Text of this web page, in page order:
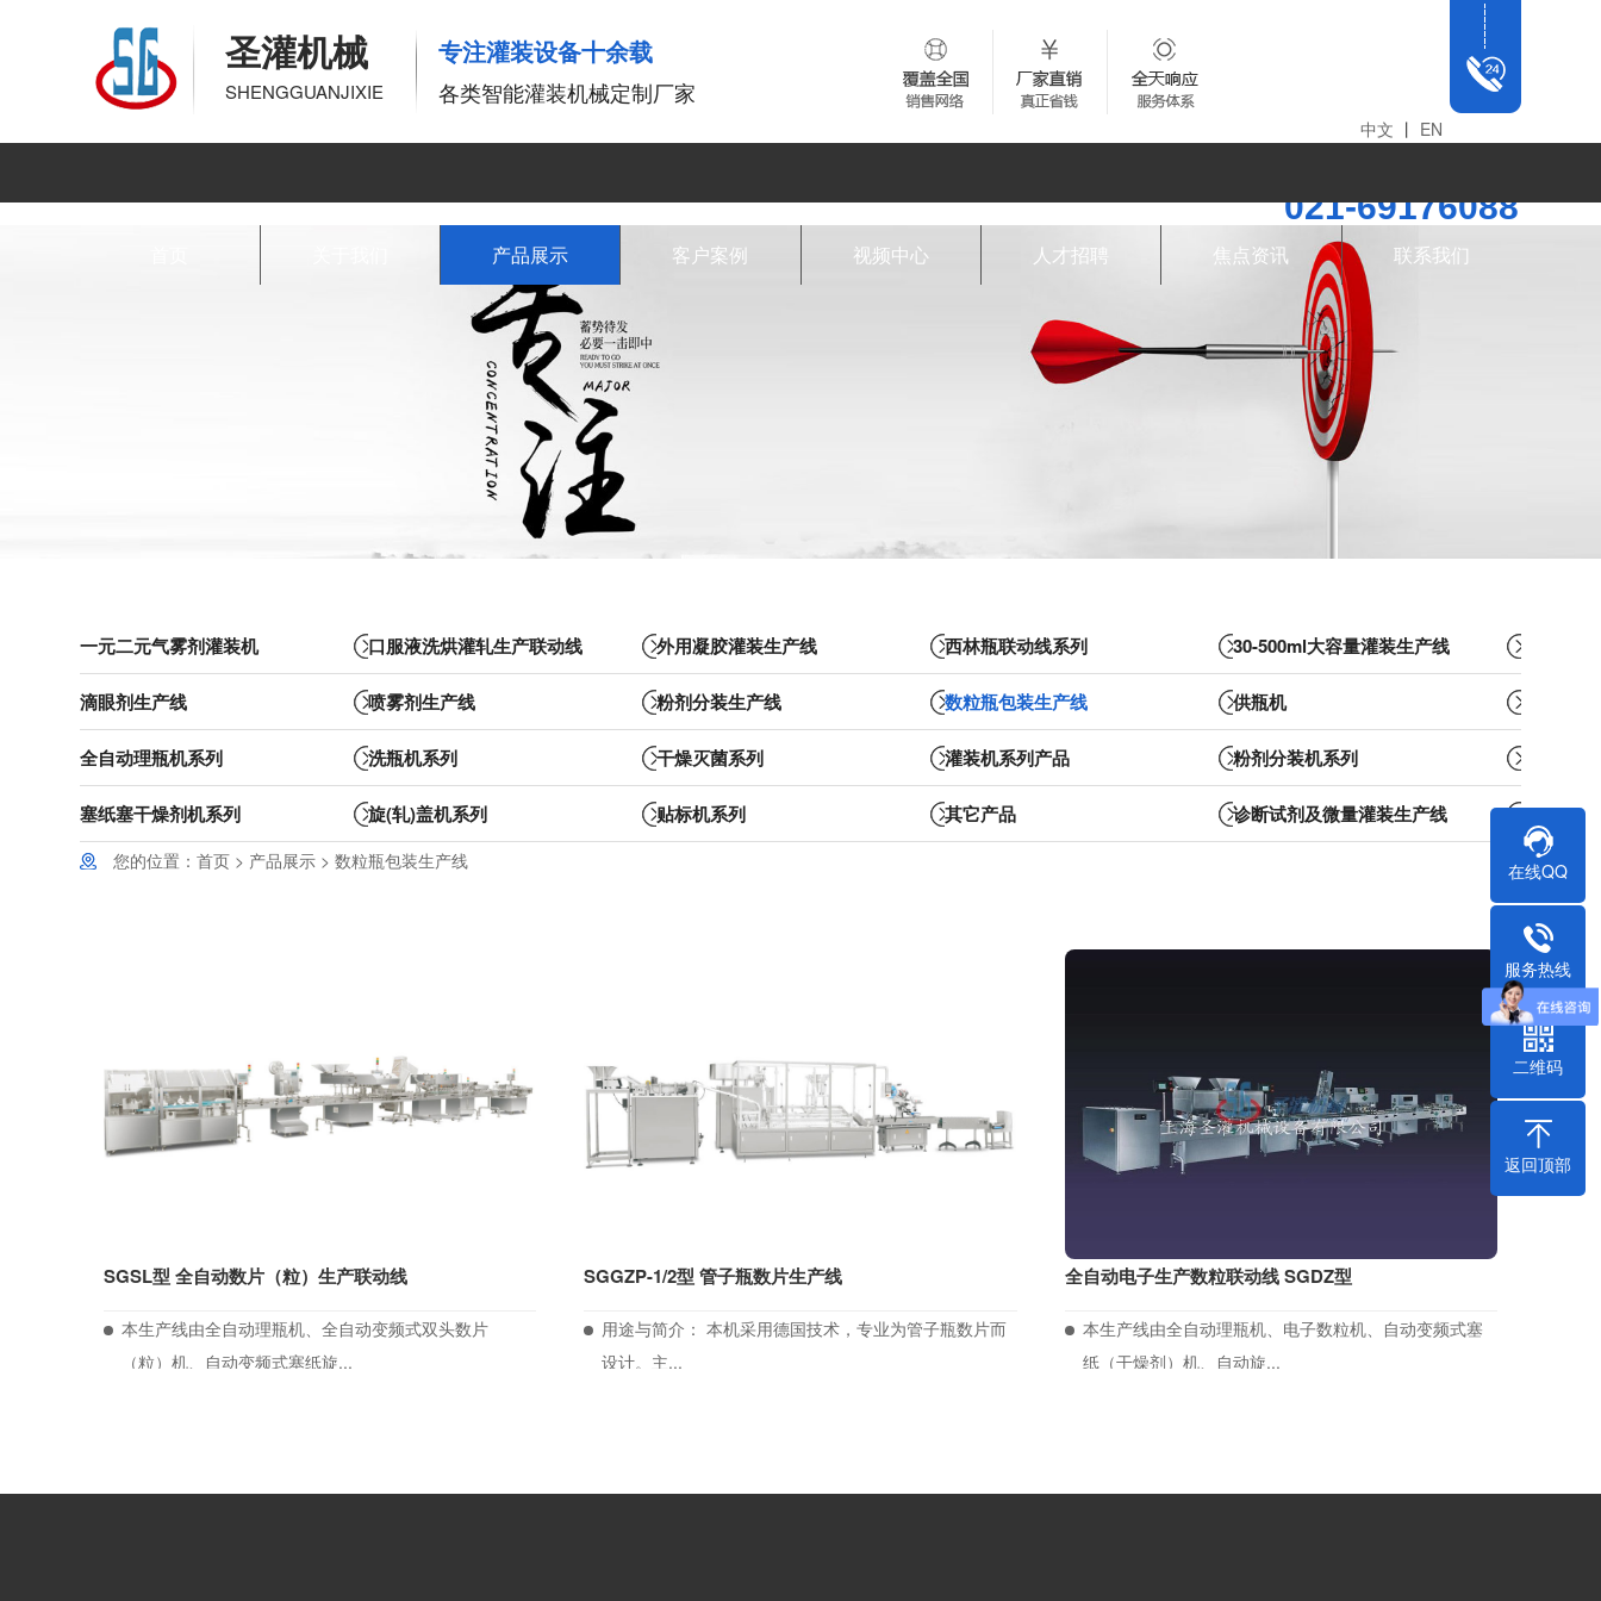
圣灌机械
SHENGGUANJIXIE
专注灌装设备十余载
各类智能灌装机械定制厂家
中文 丨 EN
021-69176088
产品展示 客户案例 视频中心 人才招聘 焦点资讯 联系我们
一元二元气雾剂灌装机 口服液洗烘灌轧生产联动线 外用凝胶灌装生产线 西林瓶联动线系列 30-500ml大容量灌装生产线
滴眼剂生产线 喷雾剂生产线 粉剂分装生产线 数粒瓶包装生产线 供瓶机
全自动理瓶机系列 洗瓶机系列 干燥灭菌系列 灌装机系列产品 粉剂分装机系列
塞纸塞干燥剂机系列 旋(轧)盖机系列 贴标机系列 其它产品 诊断试剂及微量灌装生产线
您的位置：首页 > 产品展示 >数粒瓶包装生产线
SGSL型 全自动数片（粒）生产联动线
本生产线由全自动理瓶机、全自动变频式双头数片
（粒）机、自动变频式塞纸旋...
SGGZP-1/2型 管子瓶数片生产线
用途与简介： 本机采用德国技术，专业为管子瓶数片而
设计。主...
全自动电子生产数粒联动线 SGDZ型
本生产线由全自动理瓶机、电子数粒机、自动变频式塞
纸（干燥剂）机、自动旋...
在线QQ
服务热线
二维码
返回顶部